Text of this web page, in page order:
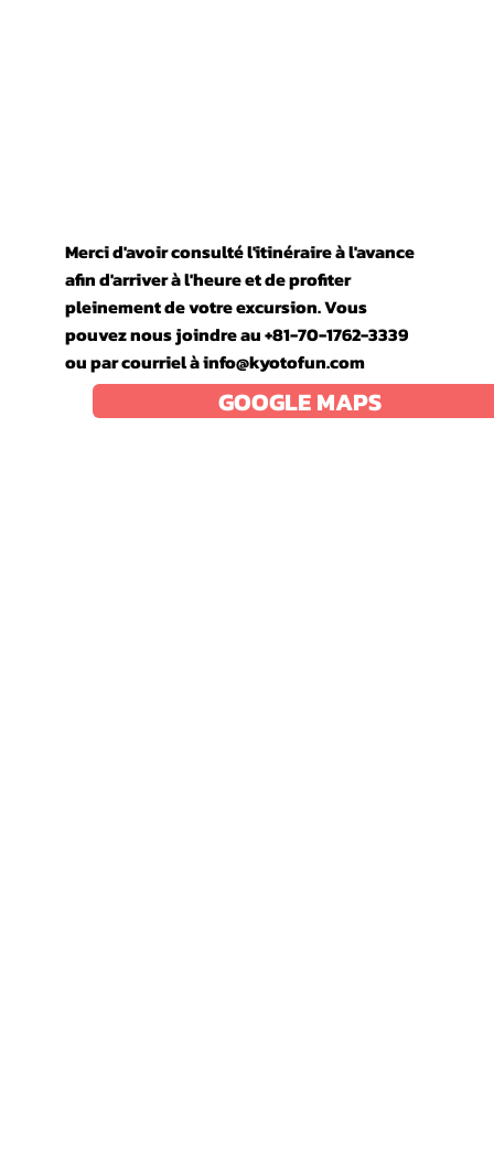
Merci d'avoir consulté l'itinéraire à l'avance
afin d'arriver à l'heure et de profiter
pleinement de votre excursion. Vous
pouvez nous joindre au +81-70-1762-3339
ou par courriel àinfo@kyotofun.com
GOOGLE MAPS